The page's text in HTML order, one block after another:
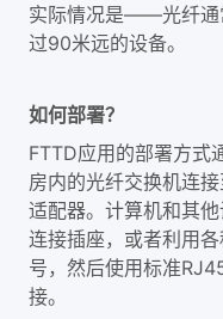
实际情况是——光纤通
过90米远的设备。
如何部署？
FTTD应用的部署方式
房内的光纤交换机连
适配器。计算机和其
连接插座，或者利用
号，然后使用标准
接。